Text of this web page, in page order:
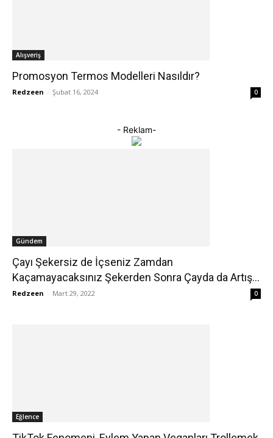
Alışveriş
Promosyon Termos Modelleri Nasıldır?
Redzeen - Şubat 16, 2024 0
- Reklam-
Gündem
Çayı Şekersiz de İçseniz Zamdan
Kaçamayacaksınız Şekerden Sonra Çayda da Artış...
Redzeen - Mart 29, 2022 0
Eğlence